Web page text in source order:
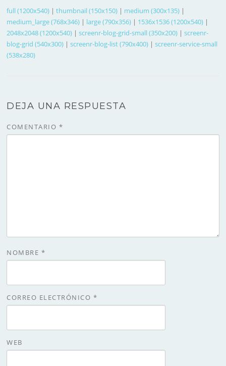
full (1200x540) |thumbnail (150x150) | medium (300x135) |
medium_large (768x346) | large (790x356) | 1536x1536 (1200x540) |
2048x2048 (1200x540) |screenr-blog-grid-small (350x200) |screenr-
blog-grid (540x300) |screenr-blog-list (790x400) |screenr-service-small
(538x280)
DEJA UNA RESPUESTA
COMENTARIO *
NOMBRE *
CORREO ELECTRÓNICO *
WEB